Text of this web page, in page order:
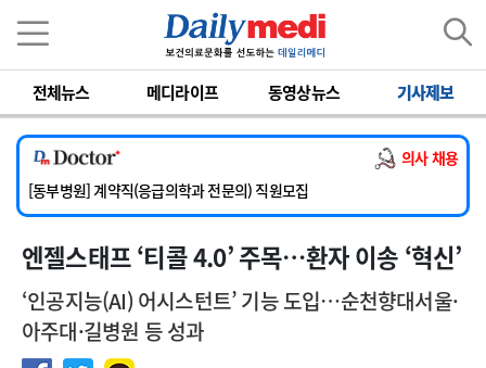
전체뉴스 메디라이프 동영상뉴스 기사제보
의사 채용
[서울아산병원] 2026년 하반기 인턴 모집
[영남대학교의료원] 마취통증의학과 임기제 임상의사 채용
[충남대학교병원] 소아청소년과(소아응급전담) 계약직 의사 공개채용
[동부병원] 계약직(응급의학과 전문의) 직원모집
[이대목동병원] 하반기 전공의(레지던트1년차) 모집
[서울아산병원] 2026년 하반기 인턴 모집
엔젤스태프 ‘티콜 4.0’ 주목…환자 이송 ‘혁신’
‘인공지능(AI) 어시스턴트’ 기능 도입…순천향대서울·
아주대·길병원 등 성과